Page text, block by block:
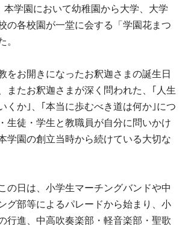
本学園において幼稚園から大学、大学
の各校園が一堂に会する「学園花まつ
。
をお開きになったお釈迦さまの誕生日
またお釈迦さまが深く問われた、｢人生
くか｣、｢本当に歩むべき道は何か｣につ
生徒・学生と教職員が自分に問いかけ
学園の創立当時から続けている大切な
の日は、小学生マーチングバンドや中
グ部等によるパレードから始まり、小
行進、中高吹奏楽部・軽音楽部・聖歌